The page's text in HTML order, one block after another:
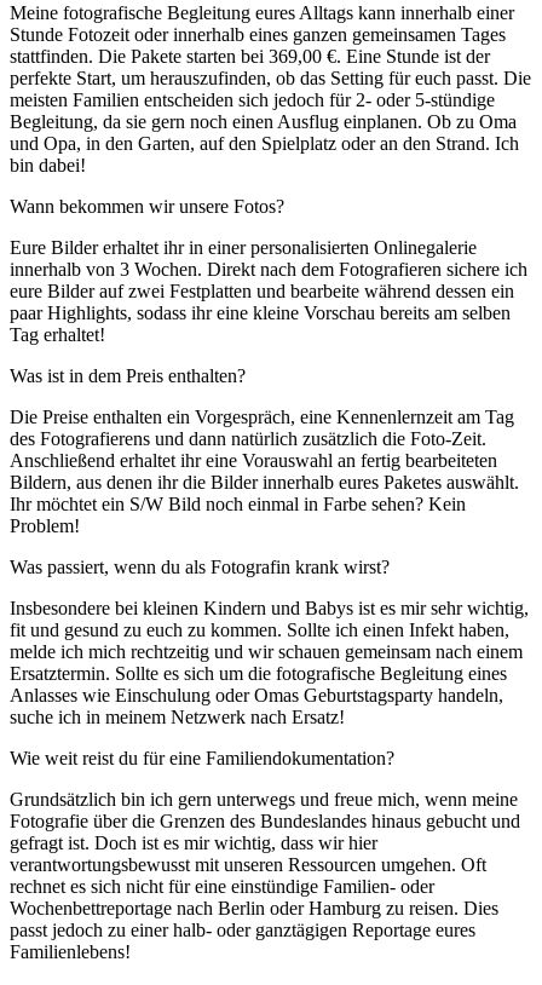
Meine fotografische Begleitung eures Alltags kann innerhalb einer
Stunde Fotozeit oder innerhalb eines ganzen gemeinsamen Tages
stattfinden. Die Pakete starten bei 369,00 €. Eine Stunde ist der
perfekte Start, um herauszufinden, ob das Setting für euch passt. Die
meisten Familien entscheiden sich jedoch für 2- oder 5-stündige
Begleitung, da sie gern noch einen Ausflug einplanen. Ob zu Oma
und Opa, in den Garten, auf den Spielplatz oder an den Strand. Ich
bin dabei!
Wann bekommen wir unsere Fotos?
Eure Bilder erhaltet ihr in einer personalisierten Onlinegalerie
innerhalb von 3 Wochen. Direkt nach dem Fotografieren sichere ich
eure Bilder auf zwei Festplatten und bearbeite während dessen ein
paar Highlights, sodass ihr eine kleine Vorschau bereits am selben
Tag erhaltet!
Was ist in dem Preis enthalten?
Die Preise enthalten ein Vorgespräch, eine Kennenlernzeit am Tag
des Fotografierens und dann natürlich zusätzlich die Foto-Zeit.
Anschließend erhaltet ihr eine Vorauswahl an fertig bearbeiteten
Bildern, aus denen ihr die Bilder innerhalb eures Paketes auswählt.
Ihr möchtet ein S/W Bild noch einmal in Farbe sehen? Kein
Problem!
Was passiert, wenn du als Fotografin krank wirst?
Insbesondere bei kleinen Kindern und Babys ist es mir sehr wichtig,
fit und gesund zu euch zu kommen. Sollte ich einen Infekt haben,
melde ich mich rechtzeitig und wir schauen gemeinsam nach einem
Ersatztermin. Sollte es sich um die fotografische Begleitung eines
Anlasses wie Einschulung oder Omas Geburtstagsparty handeln,
suche ich in meinem Netzwerk nach Ersatz!
Wie weit reist du für eine Familiendokumentation?
Grundsätzlich bin ich gern unterwegs und freue mich, wenn meine
Fotografie über die Grenzen des Bundeslandes hinaus gebucht und
gefragt ist. Doch ist es mir wichtig, dass wir hier
verantwortungsbewusst mit unseren Ressourcen umgehen. Oft
rechnet es sich nicht für eine einstündige Familien- oder
Wochenbettreportage nach Berlin oder Hamburg zu reisen. Dies
passt jedoch zu einer halb- oder ganztägigen Reportage eures
Familienlebens!